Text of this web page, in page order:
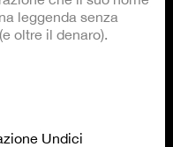
leggenda senza
oltre il denaro).
Undici